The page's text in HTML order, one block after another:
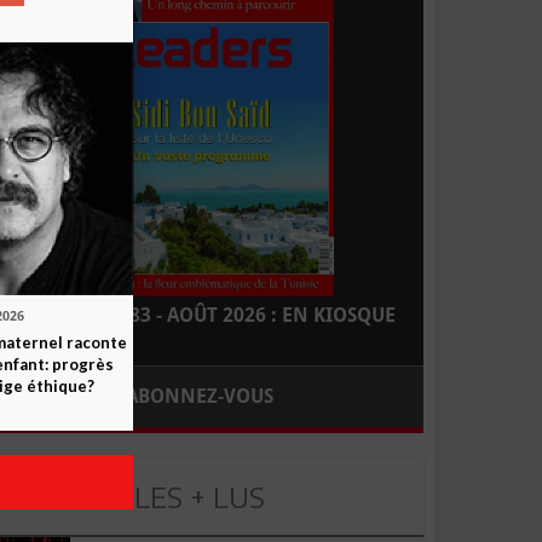
LEADERS N° 183 - AOÛT 2026 : EN KIOSQUE
ABONNEZ-VOUS
LES + LUS
raconte
progrès
éthique?